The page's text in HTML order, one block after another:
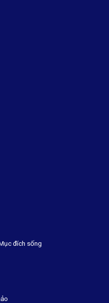
đích sống